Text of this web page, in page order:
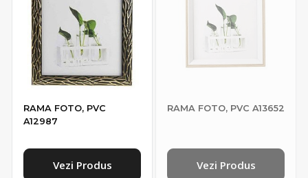
RAMA FOTO, PVC
A12987
Vezi Produs
RAMA FOTO, PVC A13652
Vezi Produs